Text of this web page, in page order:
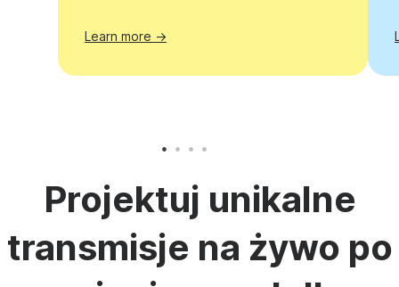
Learn more →
Projektuj unikalne
transmisje na żywo po